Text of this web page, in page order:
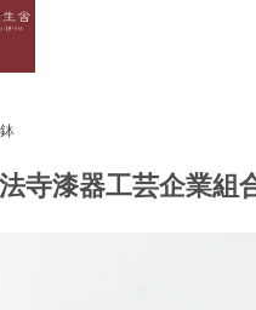
寺漆器工芸企業組